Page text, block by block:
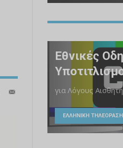
Εθνικές
για Λόγους
ΕΛΛΗΝΙΚΗ ΤΗΛΕΟΡΑΣΗ